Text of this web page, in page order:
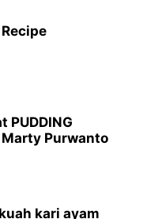
PUDDING
Marty Purwanto
kari ayam